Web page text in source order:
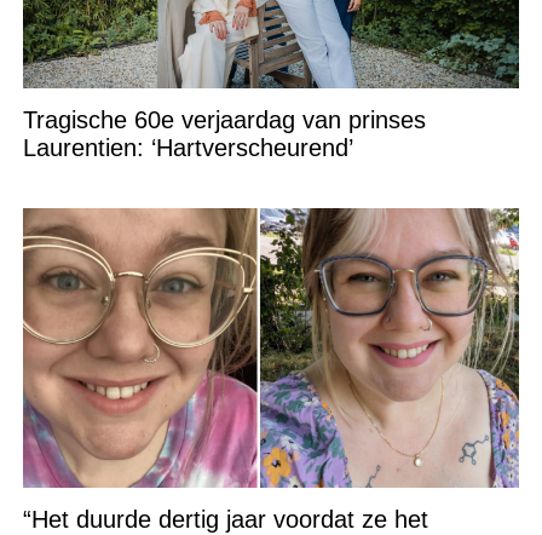
Tragische 60e verjaardag van prinses
Laurentien: ‘Hartverscheurend’
“Het duurde dertig jaar voordat ze het